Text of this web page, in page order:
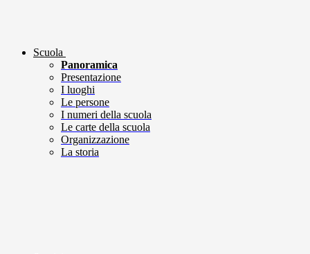
Scuola
Panoramica
Presentazione
I luoghi
Le persone
I numeri della scuola
Le carte della scuola
Organizzazione
La storia